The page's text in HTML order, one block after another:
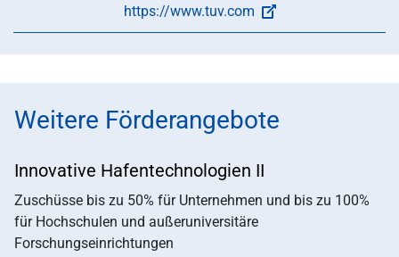
https://www.tuv.com
Weitere Förderangebote
Innovative Hafentechnologien II
Zuschüsse bis zu 50% für Unternehmen und bis zu 100%
für Hochschulen und außeruniversitäre
Forschungseinrichtungen